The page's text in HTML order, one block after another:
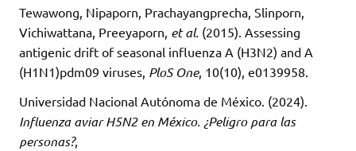
Tewawong, Nipaporn, Prachayangprecha, Slinporn,
Vichiwattana, Preeyaporn, et al. (2015). Assessing
antigenic drift of seasonal influenza A (H3N2) and A
(H1N1)pdm09 viruses, PloS One, 10(10), e0139958.
Universidad Nacional Autónoma de México. (2024).
Influenza aviar H5N2 en México. ¿Peligro para las
personas?,